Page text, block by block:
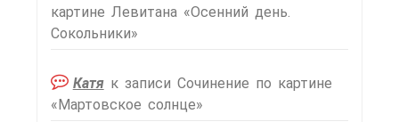
картине Левитана «Осенний день.
Сокольники»
Катяк записи Сочинение по картине
«Мартовское солнце»